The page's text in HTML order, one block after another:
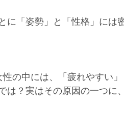
に「姿勢」と「性格」には
性の中には、「疲れやすい
は？実はその原因の一つに